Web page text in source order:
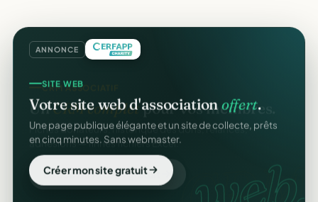
ANNONCE
CRM ASSOCIATIF
UnCRM completpour vos membres.
Fiches donateurs, historique des dons, relances,
adhésions — fini les fichiers Excel.
Découvrir le CRM gratuit
SITE WEB
Votre site web d'associationoffert.
Une page publique élégante et un site de collecte, prêts
en cinq minutes. Sans webmaster.
Créer mon site gratuit